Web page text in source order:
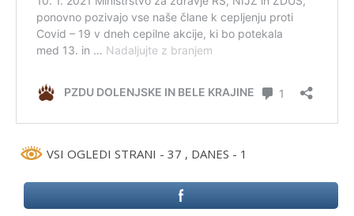
VSI OGLEDI STRANI - 37 , DANES - 1